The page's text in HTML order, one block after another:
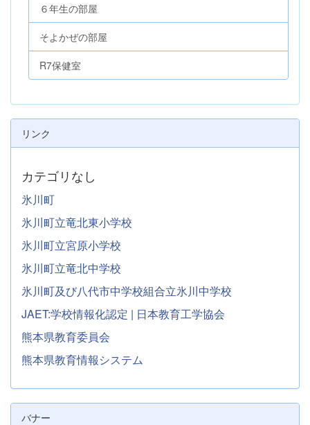
６年生の部屋
そよかぜの部屋
R7保健室
リンク
カテゴリなし
氷川町
氷川町立竜北東小学校
氷川町立宮原小学校
氷川町立竜北中学校
氷川町及び八代市中学校組合立氷川中学校
JAET:学校情報化認定 | 日本教育工学協会
熊本県教育委員会
熊本県教育情報システム
バナー